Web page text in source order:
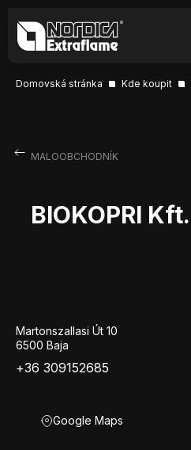
Domovská stránka Kde koupit
MALOOBCHODNÍK
BIOKOPRI Kft.
Martonszallasi Út 10
6500 Baja
+36 309152685
Google Maps